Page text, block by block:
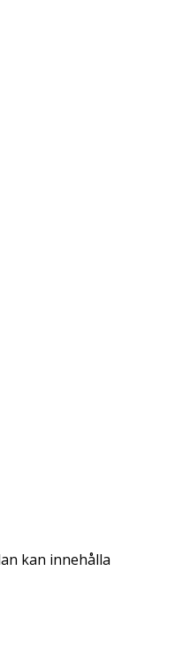
kan innehålla